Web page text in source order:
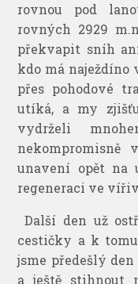
rovnou pod
rovných 2929
překvapit sníh
kdo má naježdíno
přes pohodové
utíká, a my
vydrželi
nekompromisně
unavení opět na
regeneraci ve
Další den už
cestičky a k
jsme předešlý
a ještě stihnout